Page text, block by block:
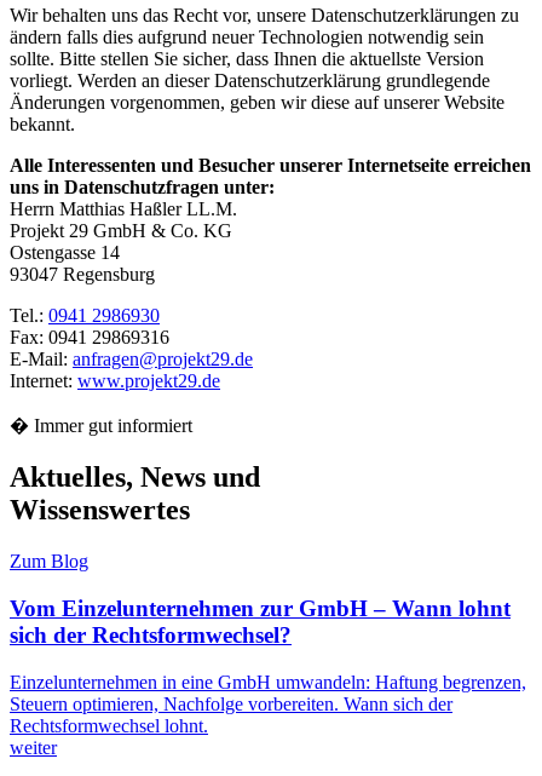
Wir behalten uns das Recht vor, unsere Datenschutzerklärungen zu
ändern falls dies aufgrund neuer Technologien notwendig sein
sollte. Bitte stellen Sie sicher, dass Ihnen die aktuellste Version
vorliegt. Werden an dieser Datenschutzerklärung grundlegende
Änderungen vorgenommen, geben wir diese auf unserer Website
bekannt.
Alle Interessenten und Besucher unserer Internetseite erreichen
uns in Datenschutzfragen unter:
Herrn Matthias Haßler LL.M.
Projekt 29 GmbH & Co. KG
Ostengasse 14
93047 Regensburg
Tel.: 0941 2986930
Fax: 0941 29869316
E-Mail: anfragen@projekt29.de
Internet: www.projekt29.de
� Immer gut informiert
Aktuelles, News und
Wissenswertes
Zum Blog
Vom Einzelunternehmen zur GmbH – Wann lohnt
sich der Rechtsformwechsel?
Einzelunternehmen in eine GmbH umwandeln: Haftung begrenzen,
Steuern optimieren, Nachfolge vorbereiten. Wann sich der
Rechtsformwechsel lohnt.
weiter